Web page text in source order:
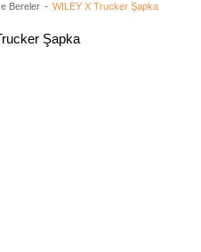
Bereler WILEY X Trucker Şapka